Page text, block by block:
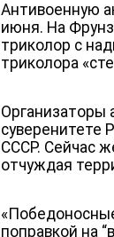
Антивоенную
июня. На
триколор с
триколора
Организаторы
суверенитете
СССР. Сейчас
отчуждая
поправкой на